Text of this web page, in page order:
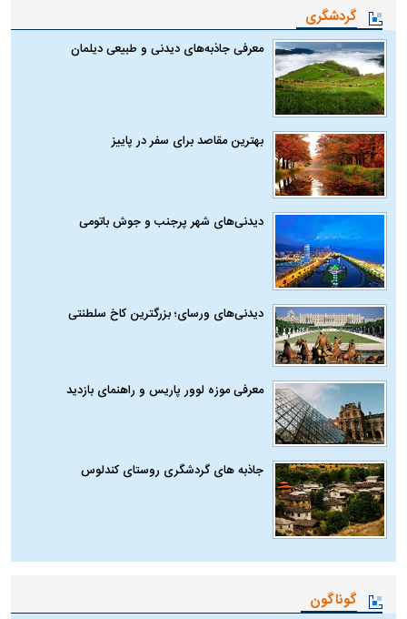
گردشگری
معرفی جاذبه‌های دیدنی و طبیعی دیلمان
بهترین مقاصد برای سفر در پاییز
دیدنی‌های شهر پرجنب و جوش باتومی
دیدنی‌های ورسای؛ بزرگترین کاخ سلطنتی
معرفی موزه لوور پاریس و راهنمای بازدید
جاذبه های گردشگری روستای کندلوس
گوناگون